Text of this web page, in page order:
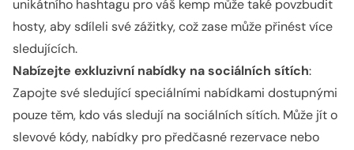
unikátního hashtagu pro váš kemp může také povzbudit
hosty, aby sdíleli své zážitky, což zase může přinést více
sledujících.
Nabízejte exkluzivní nabídky na sociálních sítích:
Zapojte své sledující speciálními nabídkami dostupnými
pouze těm, kdo vás sledují na sociálních sítích. Může jít o
slevové kódy, nabídky pro předčasné rezervace nebo